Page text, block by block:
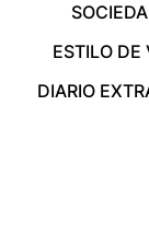
ESTILO DE
DIARIO